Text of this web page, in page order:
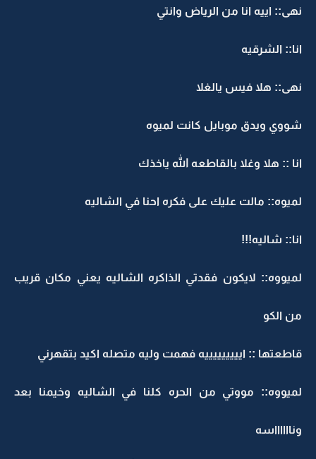
نهى:: اييه انا من الرياض وانتي
انا:: الشرقيه
نهى:: هلا فيس يالغلا
شووي ويدق موبايل كانت لميوه
انا :: هلا وغلا بالقاطعه الله ياخذك
لميوه:: مالت عليك على فكره احنا في الشاليه
انا:: شاليه!!!
لميووه:: لايكون فقدتي الذاكره الشاليه يعني مكان قريب
من الكو
قاطعتها :: ايييييييييه فهمت وليه متصله اكيد بتقهرني
لميووه:: مووتي من الحره كلنا في الشاليه وخيمنا بعد
ونااااااسه